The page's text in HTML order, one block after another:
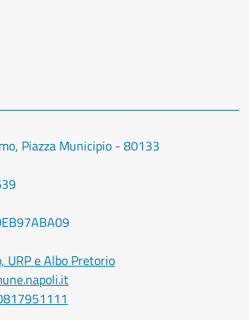
Piazza Municipio - 80133
URP e Albo Pretorio